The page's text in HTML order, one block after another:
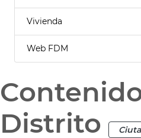
Vivienda
Web FDM
Distrito